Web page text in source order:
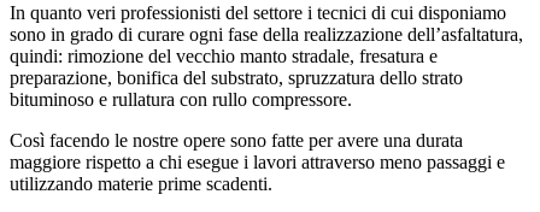
In quanto veri professionisti del settore i tecnici di cui disponiamo
sono in grado di curare ogni fase della realizzazione dell’asfaltatura,
quindi: rimozione del vecchio manto stradale, fresatura e
preparazione, bonifica del substrato, spruzzatura dello strato
bituminoso e rullatura con rullo compressore.
Così facendo le nostre opere sono fatte per avere una durata
maggiore rispetto a chi esegue i lavori attraverso meno passaggi e
utilizzando materie prime scadenti.